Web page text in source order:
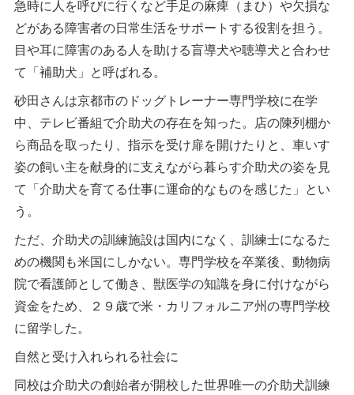
急時に人を呼びに行くなど手足の麻痺（まひ）や欠損な
どがある障害者の日常生活をサポートする役割を担う。
目や耳に障害のある人を助ける盲導犬や聴導犬と合わせ
て「補助犬」と呼ばれる。
砂田さんは京都市のドッグトレーナー専門学校に在学
中、テレビ番組で介助犬の存在を知った。店の陳列棚か
ら商品を取ったり、指示を受け扉を開けたりと、車いす
姿の飼い主を献身的に支えながら暮らす介助犬の姿を見
て「介助犬を育てる仕事に運命的なものを感じた」とい
う。
ただ、介助犬の訓練施設は国内になく、訓練士になるた
めの機関も米国にしかない。専門学校を卒業後、動物病
院で看護師として働き、獣医学の知識を身に付けながら
資金をため、２９歳で米・カリフォルニア州の専門学校
に留学した。
自然と受け入れられる社会に
同校は介助犬の創始者が開校した世界唯一の介助犬訓練